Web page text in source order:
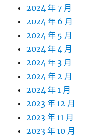
2024 年 7 月
2024 年 6 月
2024 年 5 月
2024 年 4 月
2024 年 3 月
2024 年 2 月
2024 年 1 月
2023 年 12 月
2023 年 11 月
2023 年 10 月